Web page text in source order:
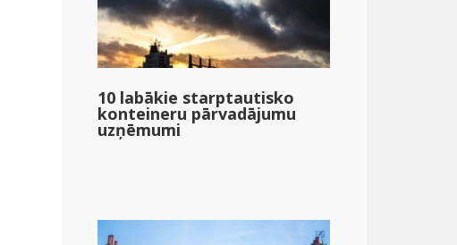
10 labākie starptautisko
konteineru pārvadājumu
uzņēmumi